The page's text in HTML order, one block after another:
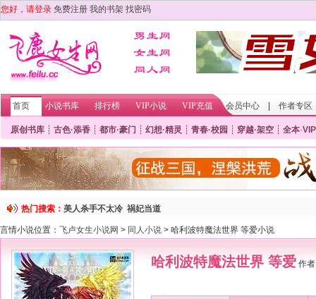
您好，请登录 免费注册 我的书架 找密码
首页 小说书库 排行榜 VIP小说 VIP充值 会员中心 作者专区
原创书库 ┊ 古色·添香 ┊ 都市·豪门 ┊ 幻想·精灵 ┊ 青春·校园 ┊ 穿越·架空 ┊ 全本·VIP
热门搜索： 美人杀手不太冷 祸妃当道
言情小说位置： 飞卢女生小说网 > 同人小说 > 哈利波特魔法世界 等爱小说
哈利波特魔法世界 等爱 作